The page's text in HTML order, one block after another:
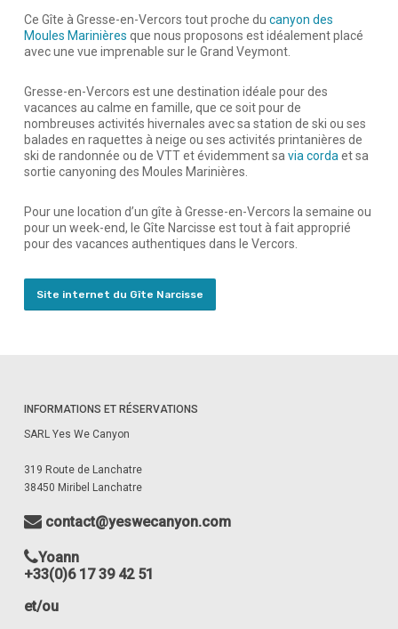
Ce Gîte à Gresse-en-Vercors tout proche du canyon des
Moules Marinières que nous proposons est idéalement placé
avec une vue imprenable sur le Grand Veymont.
Gresse-en-Vercors est une destination idéale pour des
vacances au calme en famille, que ce soit pour de
nombreuses activités hivernales avec sa station de ski ou ses
balades en raquettes à neige ou ses activités printanières de
ski de randonnée ou de VTT et évidemment sa via corda et sa
sortie canyoning des Moules Marinières.
Pour une location d’un gîte à Gresse-en-Vercors la semaine ou
pour un week-end, le Gîte Narcisse est tout à fait approprié
pour des vacances authentiques dans le Vercors.
Site internet du Gîte Narcisse
INFORMATIONS ET RÉSERVATIONS
SARL Yes We Canyon
319 Route de Lanchatre
38450 Miribel Lanchatre
contact@yeswecanyon.com
Yoann
+33(0)6 17 39 42 51
et/ou